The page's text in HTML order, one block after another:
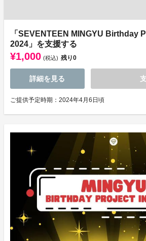
「SEVENTEEN MINGYU Birthday
2024」を支援する
¥1,000 (税込) 残り0
詳細を見る
ご提供予定時期：2024年4月6日頃